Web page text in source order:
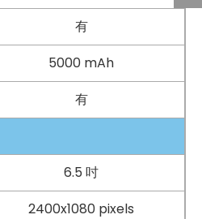
充 512
GB儲存空間
充電器、USB Type-C
卡插針
王
有
5000 mAh
有
6.5 吋
2400x1080 pixels